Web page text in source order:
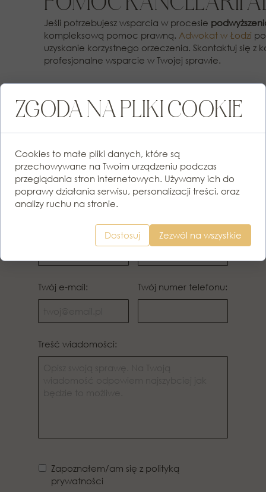
Jeśli potrzebujesz wsparcia w procesie
kompleksową pomoc prawną. Adwokat w Łodzi
uzyskanie korzystnego orzeczenia. Skontaktuj się
profesjonalne wsparcie w Twojej sprawie.
SZUKASZ POMOCY
PRAWNEJ?
ZADZWOŃ LUB NAPISZ!
Nazwisko:
Twój e-mail: Twój numer telefonu:
Treść wiadomości:
Zapoznałem/am się z polityką
prywatności
ZGODA NA PLIKI COOKIE
Cookies to małe pliki danych, które są
przechowywane na Twoim urządzeniu podczas
przeglądania stron internetowych. Używamy ich do
poprawy działania serwisu, personalizacji treści, oraz
analizy ruchu na stronie.
Dostosuj Zezwól na wszystkie